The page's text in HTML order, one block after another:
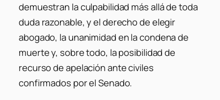
demuestran la culpabilidad más allá de toda
duda razonable, y el derecho de elegir
abogado, la unanimidad en la condena de
muerte y, sobre todo, la posibilidad de
recurso de apelación ante civiles
confirmados por el Senado.